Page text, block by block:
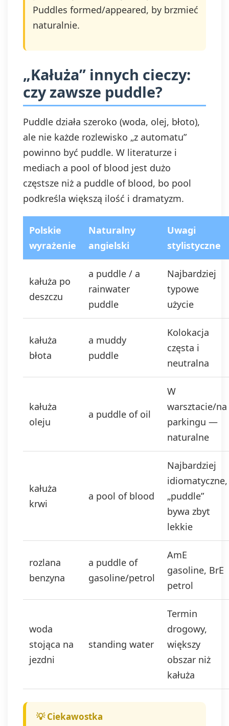
Puddles formed/appeared, by brzmieć
naturalnie.
„Kałuża” innych cieczy:
czy zawsze puddle?
Puddle działa szeroko (woda, olej, błoto),
ale nie każde rozlewisko „z automatu”
powinno być puddle. W literaturze i
mediach a pool of blood jest dużo
częstsze niż a puddle of blood, bo pool
podkreśla większą ilość i dramatyzm.
Polskie
wyrażenie
Naturalny
angielski
Uwagi
stylistyczne
kałuża po
deszczu
a puddle / a
rainwater
puddle
Najbardziej
typowe
użycie
kałuża
błota
a muddy
puddle
Kolokacja
częsta i
neutralna
kałuża
oleju
a puddle of oil
W
warsztacie/na
parkingu —
naturalne
kałuża
krwi
a pool of blood
Najbardziej
idiomatyczne,
„puddle”
bywa zbyt
lekkie
rozlana
benzyna
a puddle of
gasoline/petrol
AmE
gasoline, BrE
petrol
woda
stojąca na
jezdni
standing water
Termin
drogowy,
większy
obszar niż
kałuża